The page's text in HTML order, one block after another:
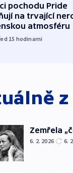
pochodu Pride
na trvající
atmosféru
15 hodinami
Zemřela
6. 2. 2026 6.